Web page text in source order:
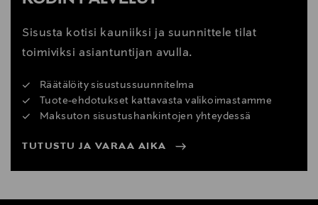
Sisusta kotisi kauniiksi ja suunnittele tilat
toimiviksi asiantuntijan avulla.
Räätälöity sisustussuunnitelma
Tuote-ehdotukset kattavasta valikoimastamme
Maksuton sisustushankintojen yhteydessä
TUTUSTU JA VARAA AIKA